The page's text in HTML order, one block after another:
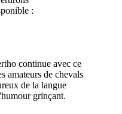
:
continue avec ce
amateurs de chevals
de la langue
grinçant.